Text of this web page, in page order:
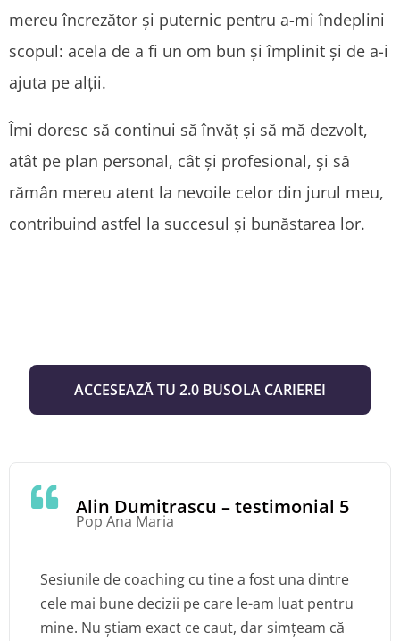
mereu încrezător și puternic pentru a-mi îndeplini
scopul: acela de a fi un om bun și împlinit și de a-i
ajuta pe alții.
Îmi doresc să continui să învăț și să mă dezvolt,
atât pe plan personal, cât și profesional, și să
rămân mereu atent la nevoile celor din jurul meu,
contribuind astfel la succesul și bunăstarea lor.
ACCESEAZĂ TU 2.0 BUSOLA CARIEREI
Alin Dumitrascu – testimonial 5
Pop Ana Maria
Sesiunile de coaching cu tine a fost una dintre
cele mai bune decizii pe care le-am luat pentru
mine. Nu știam exact ce caut, dar simțeam că